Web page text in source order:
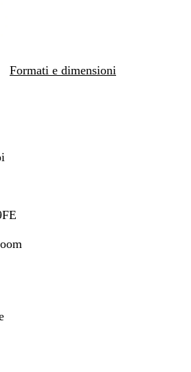
Formati e dimensioni